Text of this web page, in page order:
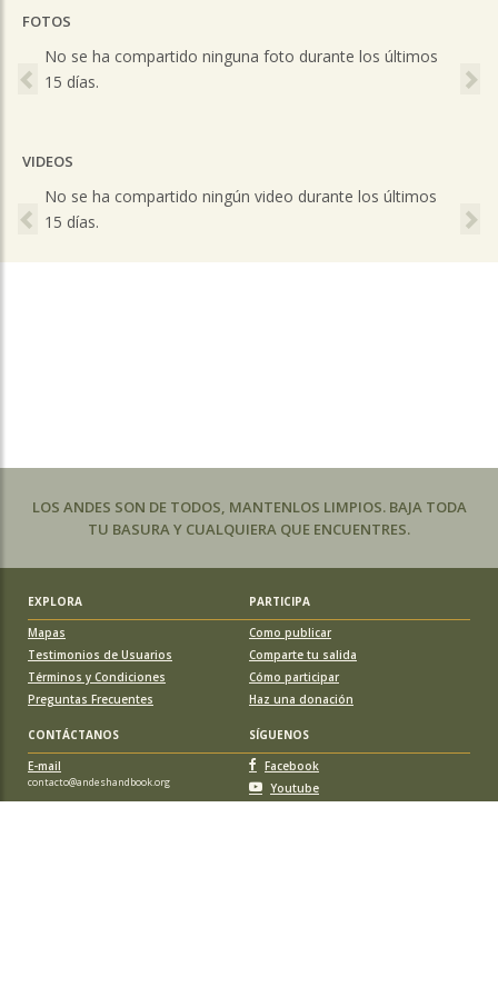
FOTOS
No se ha compartido ninguna foto durante los últimos
15 días.
Previous
VIDEOS
No se ha compartido ningún video durante los últimos
15 días.
Previous
LOS ANDES SON DE TODOS, MANTENLOS LIMPIOS. BAJA TODA
TU BASURA Y CUALQUIERA QUE ENCUENTRES.
EXPLORA
PARTICIPA
Mapas
Testimonios de Usuarios
Términos y Condiciones
Preguntas Frecuentes
Como publicar
Comparte tu salida
Cómo participar
Haz una donación
CONTÁCTANOS
SÍGUENOS
E-mail
contacto@andeshandbook.org
Facebook
Youtube